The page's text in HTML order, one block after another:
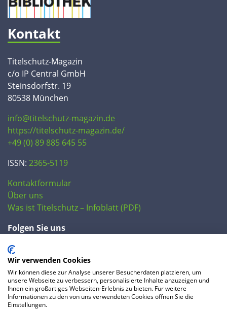
Kontakt
Titelschutz-Magazin
c/o IP Central GmbH
Steinsdorfstr. 19
80538 München
info@titelschutz-magazin.de
https://titelschutz-magazin.de/
+49 (0) 89 885 645 55
ISSN: 2365-5119
Kontaktformular
Über uns
Was ist Titelschutz – Infoblatt (PDF)
Folgen Sie uns
Wir verwenden Cookies
Wir können diese zur Analyse unserer Besucherdaten platzieren, um
unsere Webseite zu verbessern, personalisierte Inhalte anzuzeigen und
Ihnen ein großartiges Webseiten-Erlebnis zu bieten. Für weitere
Informationen zu den von uns verwendeten Cookies öffnen Sie die
Einstellungen.